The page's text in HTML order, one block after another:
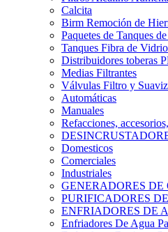
Calcita
Birm Remoción de
Paquetes de Tanques
Tanques Fibra de Vidrio
Distribuidores toberas
Medias Filtrantes
Válvulas Filtro y
Automáticas
Manuales
Refacciones,
Domesticos
Comerciales
Industriales
GENERADORES DE
PURIFICADORES
ENFRIADORES DE
Enfriadores De Agua